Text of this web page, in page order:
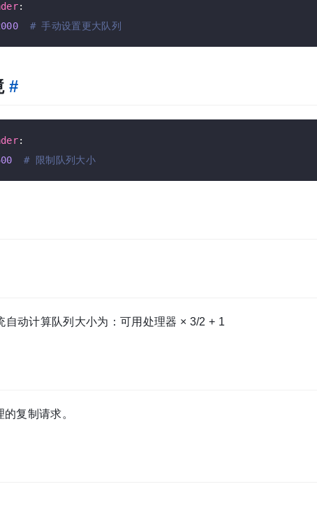
:
# 手动设置更大队列
#
:
# 限制队列大小
自动计算队列大小为：可用处理器 × 3/2 + 1
复制请求。